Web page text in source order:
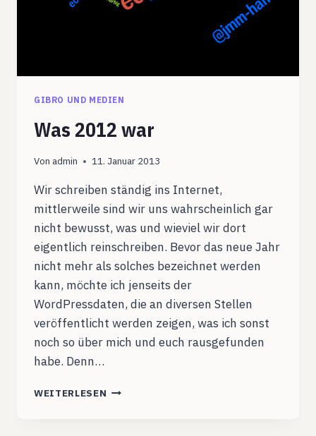
GIBRO UND MEDIEN
Was 2012 war
Von admin 11. Januar 2013
Wir schreiben ständig ins Internet,
mittlerweile sind wir uns wahrscheinlich gar
nicht bewusst, was und wieviel wir dort
eigentlich reinschreiben. Bevor das neue Jahr
nicht mehr als solches bezeichnet werden
kann, möchte ich jenseits der
WordPressdaten, die an diversen Stellen
veröffentlicht werden zeigen, was ich sonst
noch so über mich und euch rausgefunden
habe. Denn…
WEITERLESEN WAS